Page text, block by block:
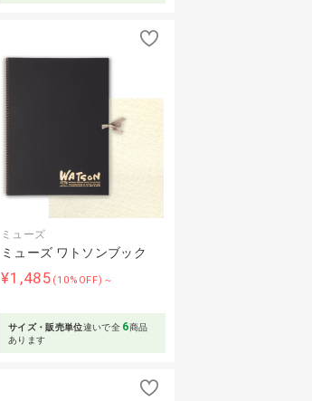
ミューズ
ミューズ ワトソンブック
¥1,485 (10%OFF)～
サイズ・販売単位違いで全 6商品
あります